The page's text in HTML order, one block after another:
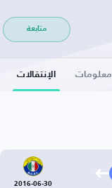
متابعة
معلومات الإنتقالات
2016-06-30